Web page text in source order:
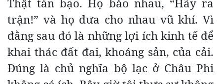
Thật tàn bạo. Họ bảo nhau, “Hãy ra
trận!” và họ đưa cho nhau vũ khí. Vì
đằng sau đó là những lợi ích kinh tế để
khai thác đất đai, khoáng sản, của cải.
Đúng là chủ nghĩa bộ lạc ở Châu Phi